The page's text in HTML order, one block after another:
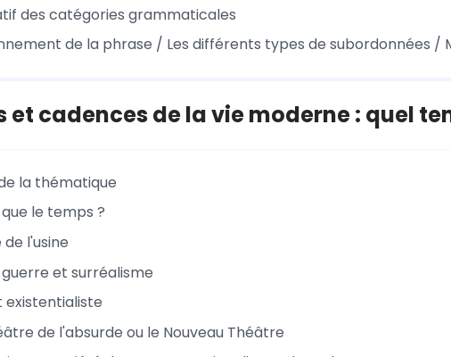
des catégories grammaticales
de la phrase / Les différents types de subordonnées /
et cadences de la vie moderne : quel
la thématique
le temps ?
l'usine
et surréalisme
existentialiste
de l'absurde ou le Nouveau Théâtre